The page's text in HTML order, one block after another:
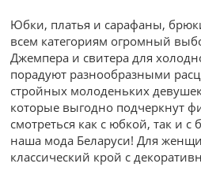
Юбки, платья и сарафаны,
всем категориям огромный
Джемпера и свитера для
порадуют разнообразными
стройных молоденьких
которые выгодно подчеркнут
смотреться как с юбкой, так и с
наша мода Беларуси! Для
классический крой с